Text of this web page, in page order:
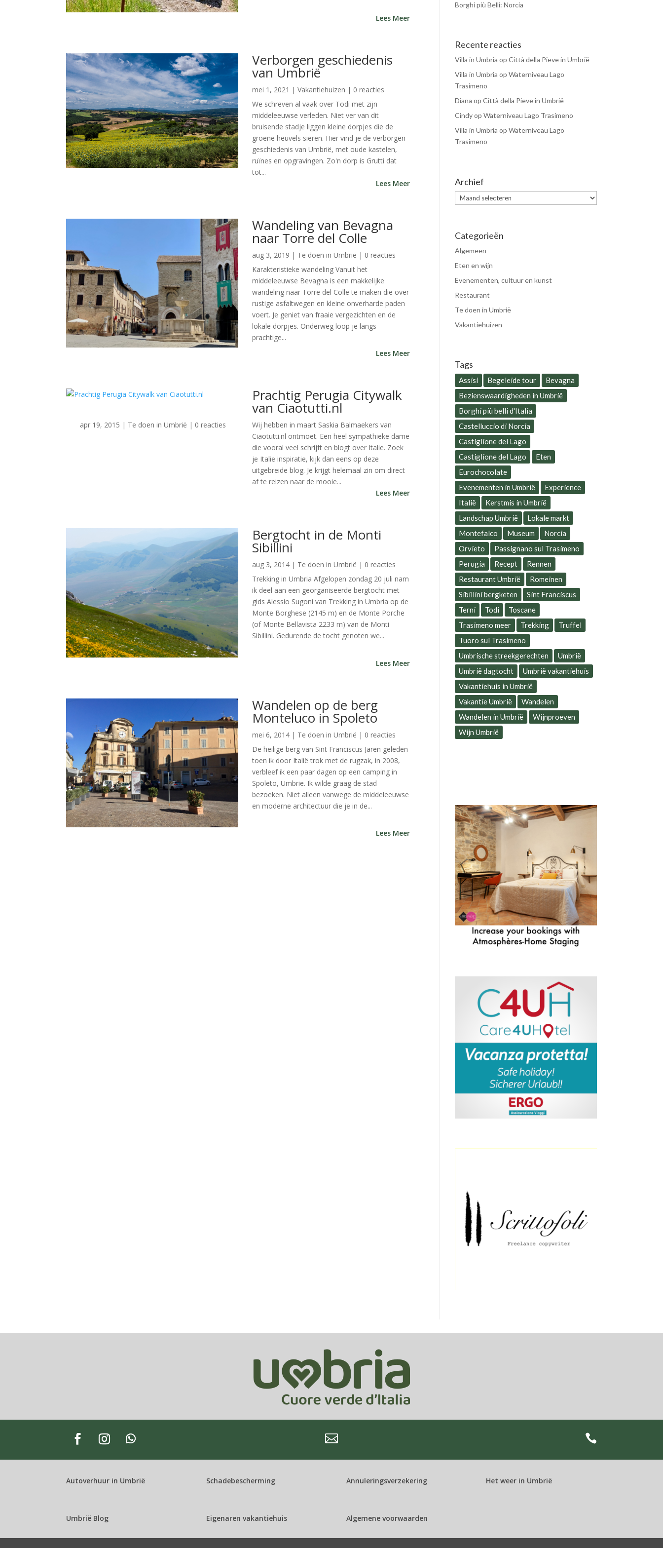
Lees Meer
Verborgen geschiedenis
van Umbrië
mei 1, 2021 | Vakantiehuizen | 0 reacties
We schreven al vaak over Todi met zijn
middeleeuwse verleden. Niet ver van dit
bruisende stadje liggen kleine dorpjes die de
groene heuvels sieren. Hier vind je de verborgen
geschiedenis van Umbrië, met oude kastelen,
ruïnes en opgravingen. Zo'n dorp is Grutti dat
tot...
Lees Meer
Wandeling van Bevagna
naar Torre del Colle
aug 3, 2019 | Te doen in Umbrië | 0 reacties
Karakteristieke wandeling Vanuit het
middeleeuwse Bevagna is een makkelijke
wandeling naar Torre del Colle te maken die over
rustige asfaltwegen en kleine onverharde paden
voert. Je geniet van fraaie vergezichten en de
lokale dorpjes. Onderweg loop je langs
prachtige...
Lees Meer
Prachtig Perugia Citywalk
van Ciaotutti.nl
apr 19, 2015 | Te doen in Umbrië | 0 reacties
Wij hebben in maart Saskia Balmaekers van
Ciaotutti.nl ontmoet. Een heel sympathieke dame
die vooral veel schrijft en blogt over Italie. Zoek
je Italie inspiratie, kijk dan eens op deze
uitgebreide blog. Je krijgt helemaal zin om direct
af te reizen naar de mooie...
Lees Meer
Bergtocht in de Monti
Sibillini
aug 3, 2014| Te doen in Umbrië | 0 reacties
Trekking in Umbria Afgelopen zondag 20 juli nam
ik deel aan een georganiseerde bergtocht met
gids Alessio Sugoni van Trekking in Umbria op de
Monte Borghese (2145 m) en de Monte Porche
(of Monte Bellavista 2233 m) van de Monti
Sibillini. Gedurende de tocht genoten we...
Lees Meer
Wandelen op de berg
Monteluco in Spoleto
mei 6, 2014| Te doen in Umbrië | 0 reacties
De heilige berg van Sint Franciscus Jaren geleden
toen ik door Italië trok met de rugzak, in 2008,
verbleef ik een paar dagen op een camping in
Spoleto, Umbrie. Ik wilde graag de stad
bezoeken. Niet alleen vanwege de middeleeuwse
en moderne architectuur die je in de...
Lees Meer
Borghi più Belli: Norcia
Recente reacties
Villa in Umbria op Città della Pieve in Umbrië
Villa in Umbria op Waterniveau Lago
Trasimeno
Diana op Città della Pieve in Umbrië
Cindyop Waterniveau Lago Trasimeno
Villa in Umbria op Waterniveau Lago
Trasimeno
Archief
Archief
Categorieën
Algemeen
Eten en wijn
Evenementen, cultuur en kunst
Restaurant
Te doen in Umbrië
Vakantiehuizen
Tags
Assisi Begeleide tour
Bevagna
Bezienswaardigheden in Umbrië
Borghi più belli d'Italia
Castelluccio di Norcia
Castiglione del Lago
Castiglione del Lago
Eten
Eurochocolate
Evenementen in Umbrië
Experience
Italië
Kerstmis in Umbrië
Landschap Umbrië
Lokale markt
Montefalco
Museum
Norcia
Orvieto
Passignano sul Trasimeno
Perugia
Recept
Rennen
Restaurant Umbrië
Romeinen
Sibillini bergketen
Sint Franciscus
Terni
Todi
Toscane
Trasimeno meer
Trekking
Truffel
Tuoro sul Trasimeno
Umbrische streekgerechten
Umbrië
Umbrië dagtocht
Umbrië vakantiehuis
Vakantiehuis in Umbrië
Vakantie Umbrië
Wandelen
Wandelen in Umbrië
Wijnproeven
Wijn Umbrië
 
Autoverhuur in Umbrië Schadebescherming Annuleringsverzekering Het weer in Umbrië
Umbrië Blog Eigenaren vakantiehuis Algemene voorwaarden